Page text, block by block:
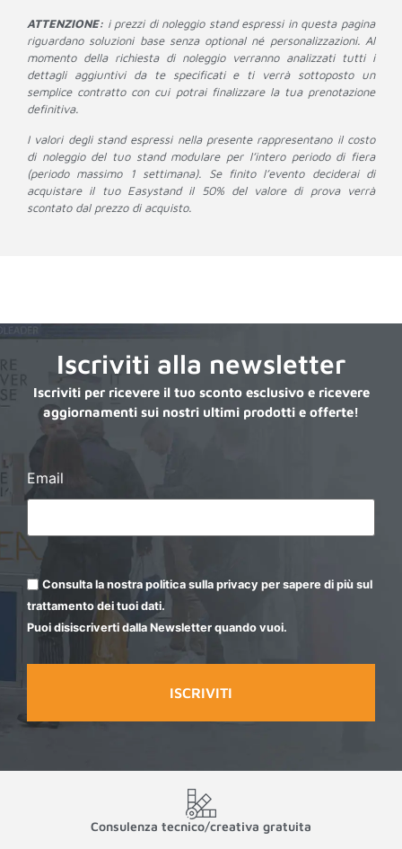
ATTENZIONE: i prezzi di noleggio stand espressi in questa pagina
riguardano soluzioni base senza optional né personalizzazioni. Al
momento della richiesta di noleggio verranno analizzati tutti i
dettagli aggiuntivi da te specificati e ti verrà sottoposto un
semplice contratto con cui potrai finalizzare la tua prenotazione
definitiva.
I valori degli stand espressi nella presente rappresentano il costo
di noleggio del tuo stand modulare per l’intero periodo di fiera
(periodo massimo 1 settimana). Se finito l’evento deciderai di
acquistare il tuo Easystand il 50% del valore di prova verrà
scontato dal prezzo di acquisto.
Iscriviti alla newsletter
Iscriviti per ricevere il tuo sconto esclusivo e ricevere
aggiornamenti sui nostri ultimi prodotti e offerte!
Email
Consulta la nostra politica sulla privacy per sapere di più sul
trattamento dei tuoi dati.
Puoi disiscriverti dalla Newsletter quando vuoi.
Consulenza tecnico/creativa gratuita